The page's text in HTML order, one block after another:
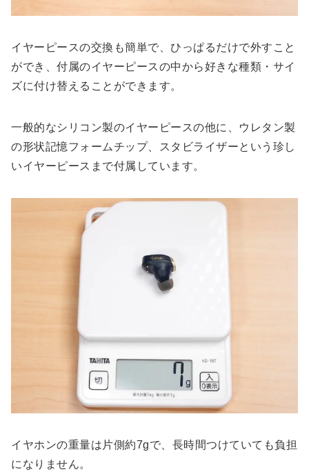
イヤーピースの交換も簡単で、ひっぱるだけで外すこと
ができ、付属のイヤーピースの中から好きな種類・サイ
ズに付け替えることができます。
一般的なシリコン製のイヤーピースの他に、ウレタン製
の形状記憶フォームチップ、スタビライザーという珍し
いイヤーピースまで付属しています。
イヤホンの重量は片側約7gで、長時間つけていても負担
になりません。